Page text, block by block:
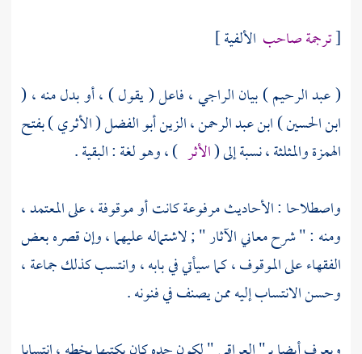
[ترجمة صاحب الألفية ]
(عبد الرحيم) بيان الراجي ، فاعل ( يقول ) ، أو بدل منه ، (
ابن الحسين ) ابن عبد الرحمن ، الزين أبو الفضل ( الأثري) بفتح
الهمزة والمثلثة ، نسبة إلى (الأثر ) ، وهو لغة : البقية .
واصطلاحا : الأحاديث مرفوعة كانت أو موقوفة ، على المعتمد ،
ومنه : " شرح معاني الآثار " ; لاشتماله عليهما ، وإن قصره بعض
الفقهاء على الموقوف ، كما سيأتي في بابه ، وانتسب كذلك جماعة ،
وحسن الانتساب إليه ممن يصنف في فنونه .